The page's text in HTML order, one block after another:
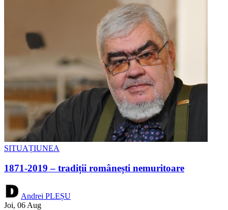
SITUAȚIUNEA
1871-2019 – tradiții românești nemuritoare
Andrei PLEȘU
Joi, 06 Aug